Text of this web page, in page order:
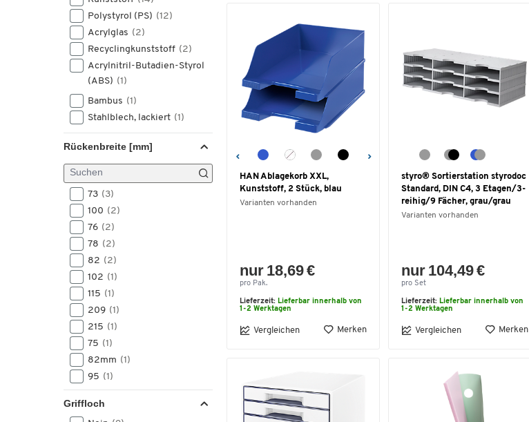
Polystyrol (PS) (12)
Acrylglas (2)
Recyclingkunststoff (2)
Acrylnitril-Butadien-Styrol
(ABS) (1)
Bambus (1)
Stahlblech, lackiert (1)
Rückenbreite [mm]
73 (3)
100 (2)
76 (2)
78 (2)
82 (2)
102 (1)
115 (1)
209 (1)
215 (1)
75 (1)
82mm (1)
95 (1)
98(1)
Griffloch
HAN Ablagekorb XXL,
Kunststoff, 2 Stück, blau
Varianten vorhanden
nur 18,69 €
pro Pak.
Lieferzeit: Lieferbar innerhalb von
1-2 Werktagen
Vergleichen Merken
styro® Sortierstation styrodoc
Standard, DIN C4, 3 Etagen/3-
reihig/9 Fächer, grau/grau
Varianten vorhanden
nur 104,49 €
pro Set
Lieferzeit: Lieferbar innerhalb von
1-2 Werktagen
Vergleichen Merken